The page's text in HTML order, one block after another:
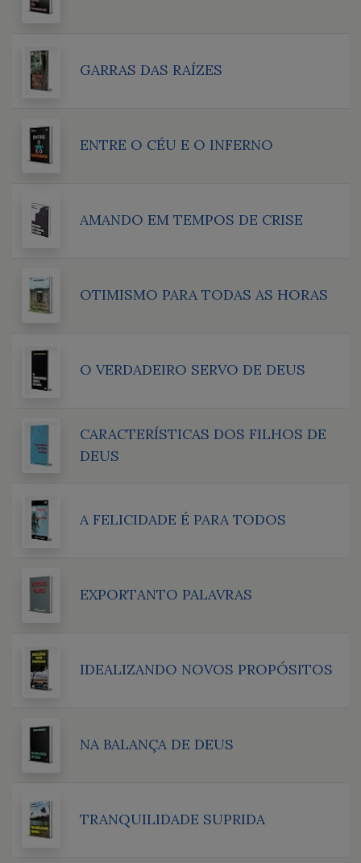
GARRAS DAS RAÍZES
ENTRE O CÉU E O INFERNO
AMANDO EM TEMPOS DE CRISE
OTIMISMO PARA TODAS AS HORAS
O VERDADEIRO SERVO DE DEUS
CARACTERÍSTICAS DOS FILHOS DE
DEUS
A FELICIDADE É PARA TODOS
EXPORTANTO PALAVRAS
IDEALIZANDO NOVOS PROPÓSITOS
NA BALANÇA DE DEUS
TRANQUILIDADE SUPRIDA